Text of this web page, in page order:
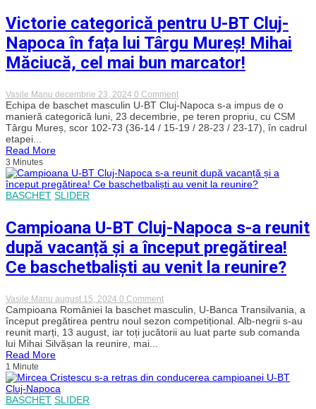
Victorie categorică pentru U-BT Cluj-
Napoca în fața lui Târgu Mureș! Mihai
Măciucă, cel mai bun marcator!
Vasile Manu decembrie 23, 2024 0 Commenton
Victorie
categorică
pentru
U-
în
fața
lui
Mihai
Măciucă,
mai
marcator!
Echipa de baschet masculin U-BT Cluj-Napoca s-a impus de o
manieră categorică luni, 23 decembrie, pe teren propriu, cu CSM
Târgu Mureș, scor 102-73 (36-14 / 15-19 / 28-23 / 23-17), în cadrul
etapei...
Read More
3 Minutes
BASCHET SLIDER
Campioana U-BT Cluj-Napoca s-a reunit
după vacanță și a început pregătirea!
Ce baschetbaliști au venit la reunire?
Vasile Manu august 15, 2024 0 Commenton
Campioana
U-
BT
Cluj-
reunit
Campioana României la baschet masculin, U-Banca Transilvania, a
început pregătirea pentru noul sezon competițional. Alb-negrii s-au
reunit marți, 13 august, iar toți jucătorii au luat parte sub comanda
lui Mihai Silvășan la reunire, mai...
Read More
1 Minute
BASCHET SLIDER